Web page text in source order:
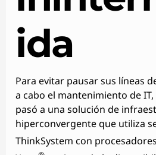
ida
Para evitar pausar sus líneas
a cabo el mantenimiento de
pasó a una solución de
hiperconvergente que utiliza
ThinkSystem con